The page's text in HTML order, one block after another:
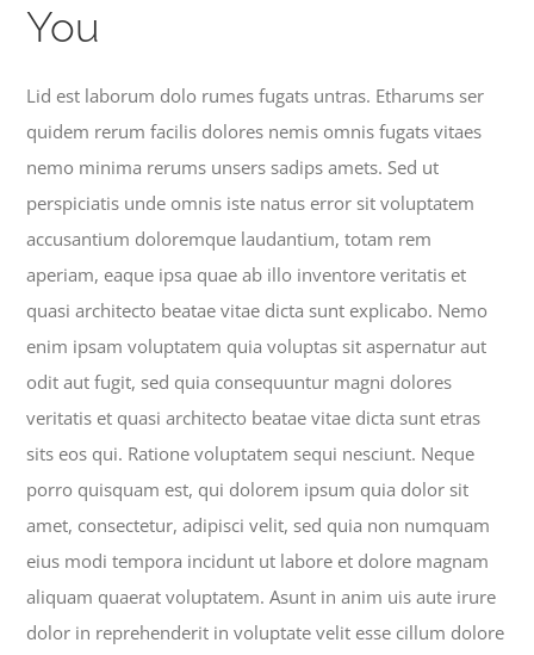
You
Lid est laborum dolo rumes fugats untras. Etharums ser
quidem rerum facilis dolores nemis omnis fugats vitaes
nemo minima rerums unsers sadips amets. Sed ut
perspiciatis unde omnis iste natus error sit voluptatem
accusantium doloremque laudantium, totam rem
aperiam, eaque ipsa quae ab illo inventore veritatis et
quasi architecto beatae vitae dicta sunt explicabo. Nemo
enim ipsam voluptatem quia voluptas sit aspernatur aut
odit aut fugit, sed quia consequuntur magni dolores
veritatis et quasi architecto beatae vitae dicta sunt etras
sits eos qui. Ratione voluptatem sequi nesciunt. Neque
porro quisquam est, qui dolorem ipsum quia dolor sit
amet, consectetur, adipisci velit, sed quia non numquam
eius modi tempora incidunt ut labore et dolore magnam
aliquam quaerat voluptatem. Asunt in anim uis aute irure
dolor in reprehenderit in voluptate velit esse cillum dolore